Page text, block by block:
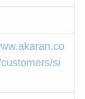
る？
解約まと
が繋がらな
ワザ
ない？バロ
si